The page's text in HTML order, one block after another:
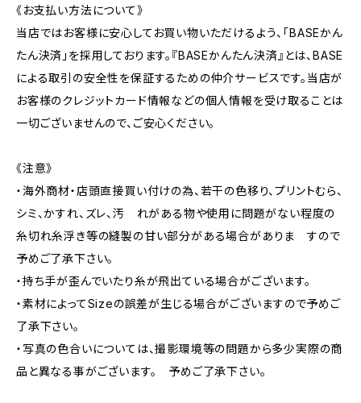
《お支払い方法について》
当店ではお客様に安心してお買い物いただけるよう、「BASEかん
たん決済」を採用しております。『BASEかんたん決済』とは、BASE
による取引の安全性を保証するための仲介サービスです。当店が
お客様のクレジットカード情報などの個人情報を受け取ることは
一切ございませんので、ご安心ください。
《注意》
・海外商材・店頭直接買い付けの為、若干の色移り、プリントむら、
シミ、かすれ、ズレ、汚 れがある物や使用に問題がない程度の
糸切れ糸浮き等の縫製の甘い部分がある場合がありま すので
予めご了承下さい。
・持ち手が歪んでいたり糸が飛出ている場合がございます。
・素材によってSizeの誤差が生じる場合がございますので予めご
了承下さい。
・写真の色合いについては、撮影環境等の問題から多少実際の商
品と異なる事がございます。 予めご了承下さい。